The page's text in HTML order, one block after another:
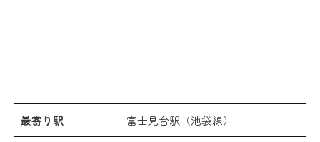
最寄り駅 富士見台駅（池袋線）